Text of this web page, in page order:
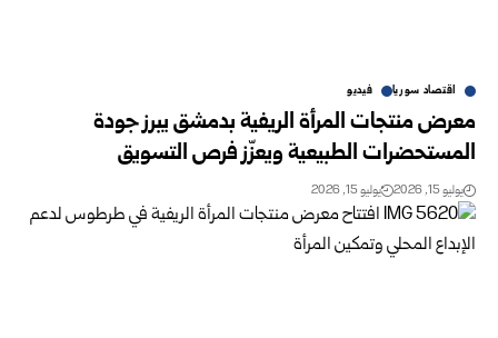
اقتصاد سوريا فيديو
معرض منتجات المرأة الريفية بدمشق يبرز جودة
المستحضرات الطبيعية ‏ويعزّز فرص التسويق ‏
يوليو 15, 2026 يوليو 15, 2026